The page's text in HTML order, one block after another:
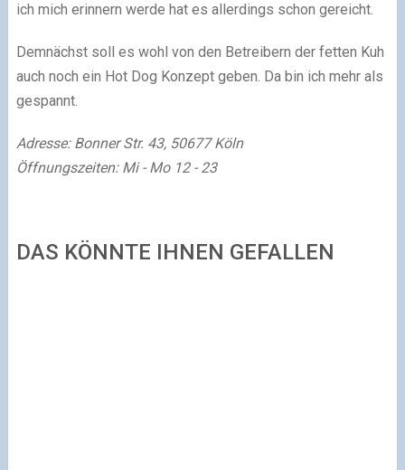
ich mich erinnern werde hat es allerdings schon gereicht.
Demnächst soll es wohl von den Betreibern der fetten Kuh
auch noch ein Hot Dog Konzept geben. Da bin ich mehr als
gespannt.
Adresse: Bonner Str. 43, 50677 Köln
Öffnungszeiten: Mi - Mo 12 - 23
DAS KÖNNTE IHNEN GEFALLEN